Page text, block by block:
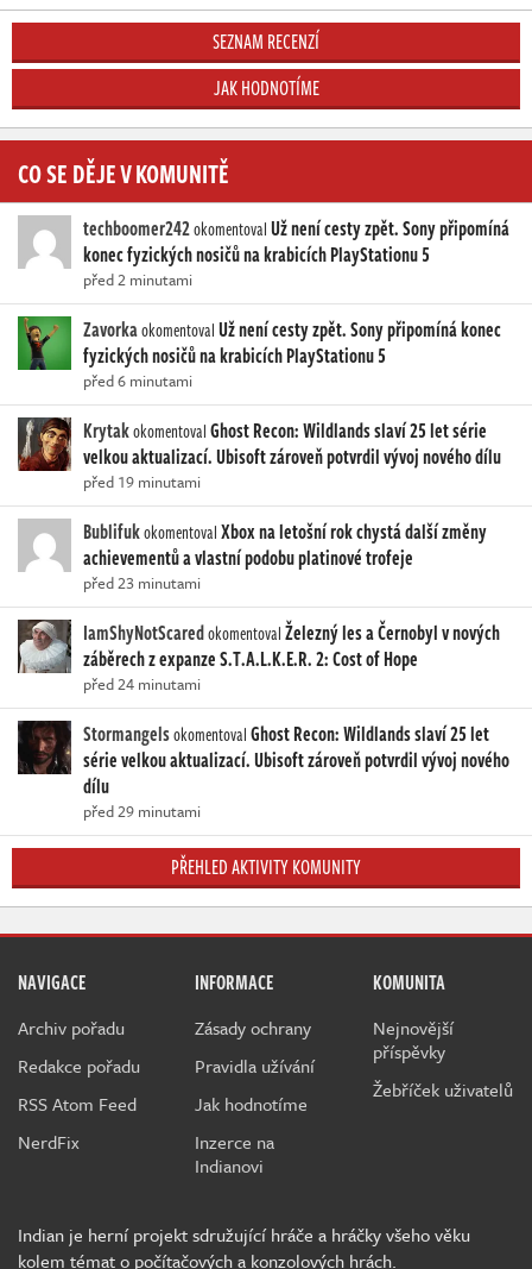
SEZNAM RECENZÍ
JAK HODNOTÍME
CO SE DĚJE V KOMUNITĚ
techboomer242okomentovalUž není cesty zpět. Sony připomíná
konec fyzických nosičů na krabicích PlayStationu 5
před 2 minutami
ZavorkaokomentovalUž není cesty zpět. Sony připomíná konec
fyzických nosičů na krabicích PlayStationu 5
před 6 minutami
KrytakokomentovalGhost Recon: Wildlands slaví 25 let série
velkou aktualizací. Ubisoft zároveň potvrdil vývoj nového dílu
před 19 minutami
BublifukokomentovalXbox na letošní rok chystá další změny
achievementů a vlastní podobu platinové trofeje
před 23 minutami
IamShyNotScaredokomentovalŽelezný les a Černobyl v nových
záběrech z expanze S.T.A.L.K.E.R. 2: Cost of Hope
před 24 minutami
StormangelsokomentovalGhost Recon: Wildlands slaví 25 let
série velkou aktualizací. Ubisoft zároveň potvrdil vývoj nového
dílu
před 29 minutami
PŘEHLED AKTIVITY KOMUNITY
NAVIGACE
Archiv pořadu
Redakce pořadu
RSS Atom Feed
NerdFix
INFORMACE
Zásady ochrany
Pravidla užívání
Jak hodnotíme
Inzerce na
Indianovi
KOMUNITA
Nejnovější
příspěvky
Žebříček uživatelů
Indian je herní projekt sdružující hráče a hráčky všeho věku
kolem témat o počítačových a konzolových hrách.